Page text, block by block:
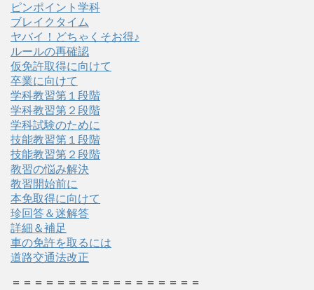
ピンポイント学科
ブレイクタイム
ヤバイ！どちゃくそお得♪
ルールの再確認
仮免許取得に向けて
卒業に向けて
学科教習第１段階
学科教習第２段階
学科試験のために
技能教習第１段階
技能教習第２段階
教習の悩み解決
教習開始前に
本免取得に向けて
珍回答＆迷解答
詳細＆補足
車の免許を取るには
道路交通法改正
＝＝＝＝＝＝＝＝＝＝＝＝＝＝＝＝＝